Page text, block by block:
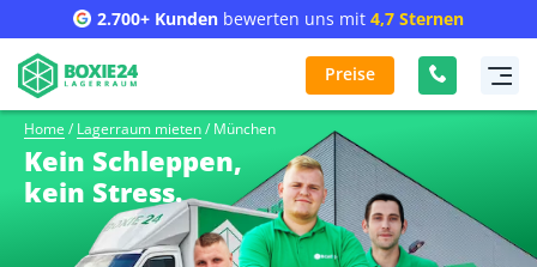
2.700+ Kunden bewerten uns mit 4,7 Sternen
Preise
Home / Lagerraum mieten/ München
Kein Schleppen,
kein Stress.